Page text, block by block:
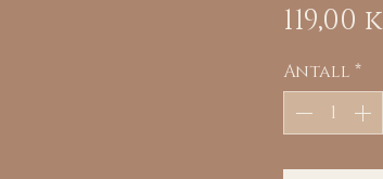
119,00
Antall *